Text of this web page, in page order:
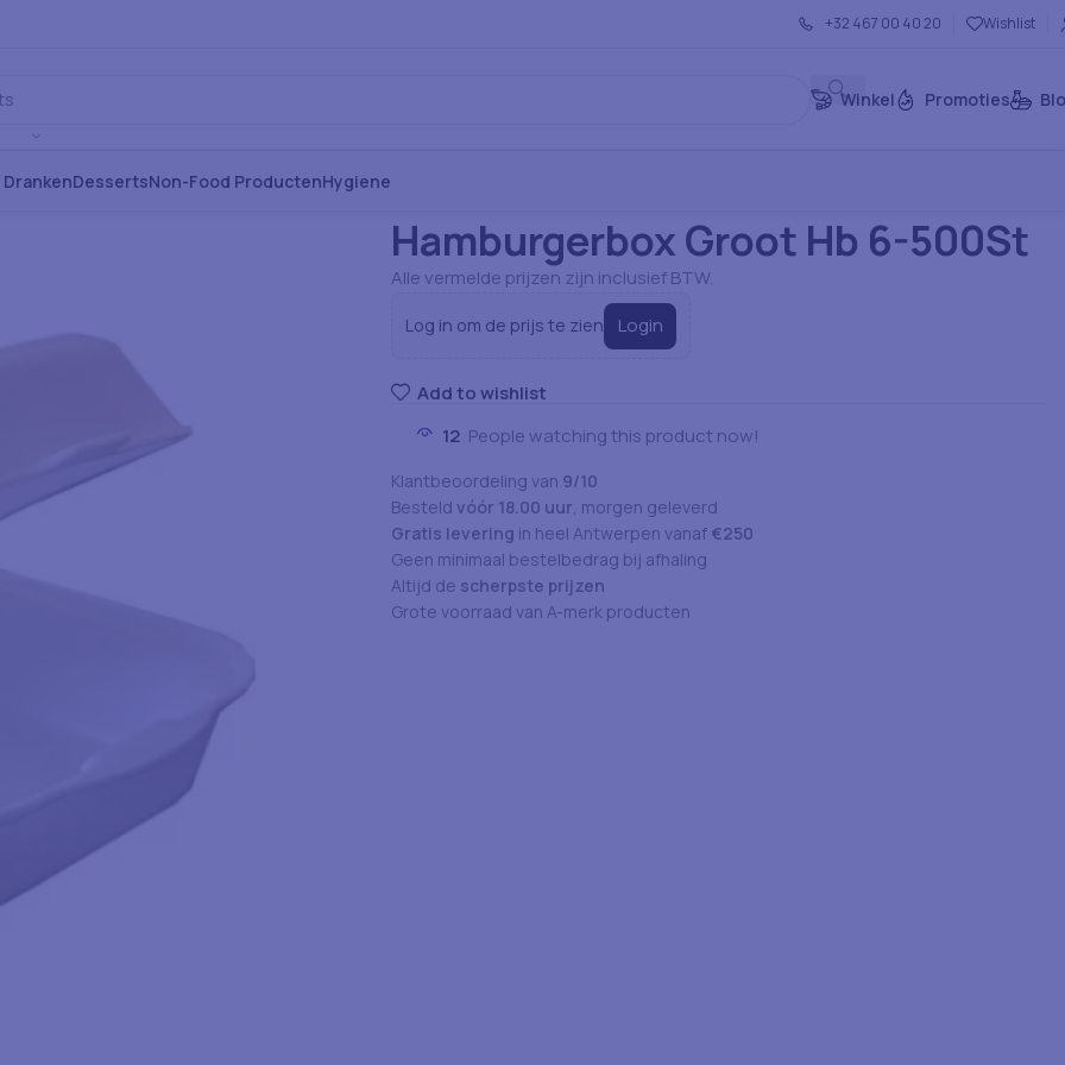
+32 467 00 40 20 Wishlist
Winkel Promoties
DessertsNon-Food ProductenHygiene
Hamburgerbox Groot Hb 6-500St
Alle vermelde prijzen zijn inclusief BTW.
Log in om de prijs te zien Login
Add to wishlist
12 People watching this product now!
Klantbeoordeling van 9/10
Besteld vóór 18.00 uur, morgen geleverd
Gratis levering in heel Antwerpen vanaf €250
Geen minimaal bestelbedrag bij afhaling
Altijd de scherpste prijzen
Grote voorraad van A-merk producten